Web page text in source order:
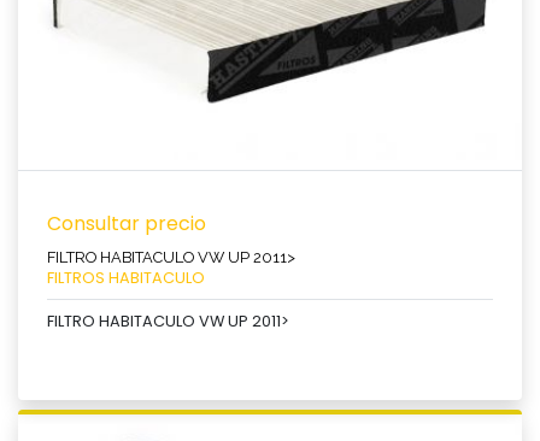
Consultar precio
FILTRO HABITACULO VW UP 2011>
FILTROS HABITACULO
FILTRO HABITACULO VW UP 2011>